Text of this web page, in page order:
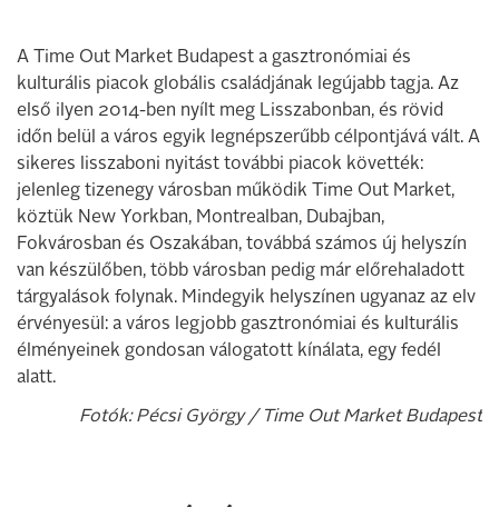
A Time Out Market Budapest a gasztronómiai és
kulturális piacok globális családjának legújabb tagja. Az
első ilyen 2014-ben nyílt meg Lisszabonban, és rövid
időn belül a város egyik legnépszerűbb célpontjává vált. A
sikeres lisszaboni nyitást további piacok követték:
jelenleg tizenegy városban működik Time Out Market,
köztük New Yorkban, Montrealban, Dubajban,
Fokvárosban és Oszakában, továbbá számos új helyszín
van készülőben, több városban pedig már előrehaladott
tárgyalások folynak. Mindegyik helyszínen ugyanaz az elv
érvényesül: a város legjobb gasztronómiai és kulturális
élményeinek gondosan válogatott kínálata, egy fedél
alatt.
Fotók: Pécsi György / Time Out Market Budapest